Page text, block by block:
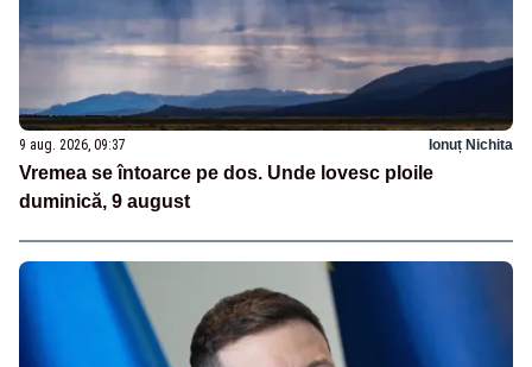
9 aug. 2026, 09:37 Ionuț Nichita
Vremea se întoarce pe dos. Unde lovesc ploile
duminică, 9 august